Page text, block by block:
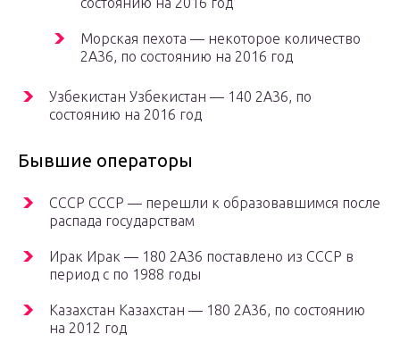
Морская пехота — некоторое количество
2А36, по состоянию на 2016 год
Узбекистан Узбекистан — 140 2А36, по
состоянию на 2016 год
Бывшие операторы
СССР СССР — перешли к образовавшимся после
распада государствам
Ирак Ирак — 180 2А36 поставлено из СССР в
период с по 1988 годы
Казахстан Казахстан — 180 2А36, по состоянию
на 2012 год